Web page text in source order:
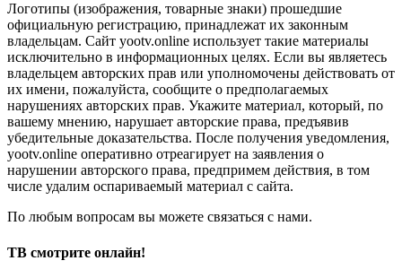
Логотипы (изображения, товарные знаки) прошедшие
официальную регистрацию, принадлежат их законным
владельцам. Сайт yootv.online использует такие материалы
исключительно в информационных целях. Если вы являетесь
владельцем авторских прав или уполномочены действовать от
их имени, пожалуйста, сообщите о предполагаемых
нарушениях авторских прав. Укажите материал, который, по
вашему мнению, нарушает авторские права, предъявив
убедительные доказательства. После получения уведомления,
yootv.online оперативно отреагирует на заявления о
нарушении авторского права, предпримем действия, в том
числе удалим оспариваемый материал с сайта.
По любым вопросам вы можете связаться с нами.
ТВ смотрите онлайн!